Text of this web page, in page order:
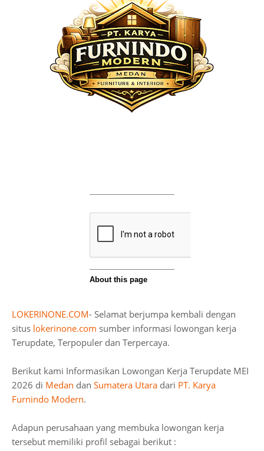
LOKERINONE.COM- Selamat berjumpa kembali dengan
situs lokerinone.com sumber informasi lowongan kerja
Terupdate, Terpopuler dan Terpercaya.
Berikut kami Informasikan Lowongan Kerja Terupdate MEI
2026 di Medan dan Sumatera Utara dari PT. Karya
Furnindo Modern.
Adapun perusahaan yang membuka lowongan kerja
tersebut memiliki profil sebagai berikut :